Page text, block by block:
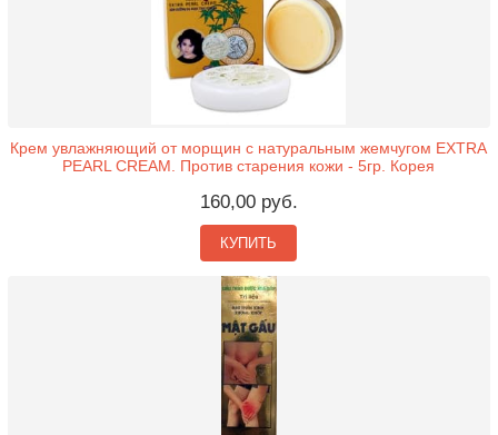
Крем увлажняющий от морщин с натуральным жемчугом EXTRA
PEARL CREAM. Против старения кожи - 5гр. Корея
160,00 руб.
КУПИТЬ